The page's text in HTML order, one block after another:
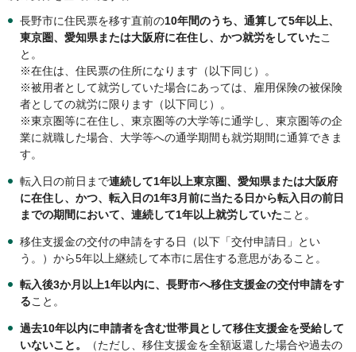
長野市に住民票を移す直前の10年間のうち、通算して5年以上、
東京圏、愛知県または大阪府に在住し、かつ就労をしていたこ
と。
※在住は、住民票の住所になります（以下同じ）。
※被用者として就労していた場合にあっては、雇用保険の被保険
者としての就労に限ります（以下同じ）。
※東京圏等に在住し、東京圏等の大学等に通学し、東京圏等の企
業に就職した場合、大学等への通学期間も就労期間に通算できま
す。
転入日の前日まで連続して1年以上東京圏、愛知県または大阪府
に在住し、かつ、転入日の1年3月前に当たる日から転入日の前日
までの期間において、連続して1年以上就労していたこと。
移住支援金の交付の申請をする日（以下「交付申請日」とい
う。）から5年以上継続して本市に居住する意思があること。
転入後3か月以上1年以内に、長野市へ移住支援金の交付申請をす
ること。
過去10年以内に申請者を含む世帯員として移住支援金を受給して
いないこと。
（ただし、移住支援金を全額返還した場合や過去の